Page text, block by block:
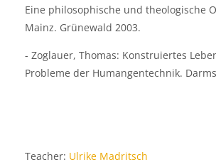
Eine philosophische und theologische
Mainz. Grünewald 2003.
- Zoglauer, Thomas: Konstruiertes
Probleme der Humangentechnik.
Teacher: Ulrike Madritsch